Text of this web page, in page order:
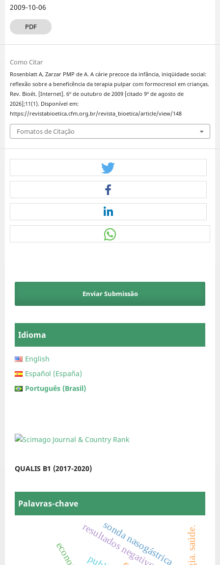
2009-10-06
PDF
Como Citar
Rosenblatt A, Zarzar PMP de A. A cárie precoce da infância, iniqüidade social:
reflexão sobre a beneficência da terapia pulpar com formocresol em crianças.
Rev. Bioét. [Internet]. 6º de outubro de 2009 [citado 9º de agosto de
2026];11(1). Disponível em:
https://revistabioetica.cfm.org.br/revista_bioetica/article/view/148
Fomatos de Citação
Enviar Submissão
Idioma
English
Español (España)
Português (Brasil)
QUALIS B1 (2017-2020)
Palavras-chave
resultados negativos
sonda nasogástrica